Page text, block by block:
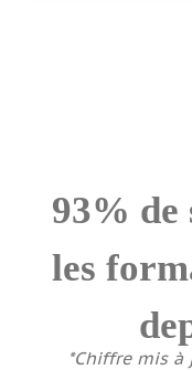
93% de
les
*Chiffre mis à